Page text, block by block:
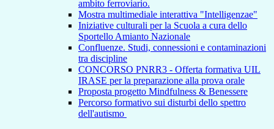
ambito ferroviario.
Mostra multimediale interattiva "Intelligenzae"
Iniziative culturali per la Scuola a cura dello
Sportello Amianto Nazionale
Confluenze. Studi, connessioni e contaminazioni
tra discipline
CONCORSO PNRR3 - Offerta formativa UIL
IRASE per la preparazione alla prova orale
Proposta progetto Mindfulness & Benessere
Percorso formativo sui disturbi dello spettro
dell'autismo